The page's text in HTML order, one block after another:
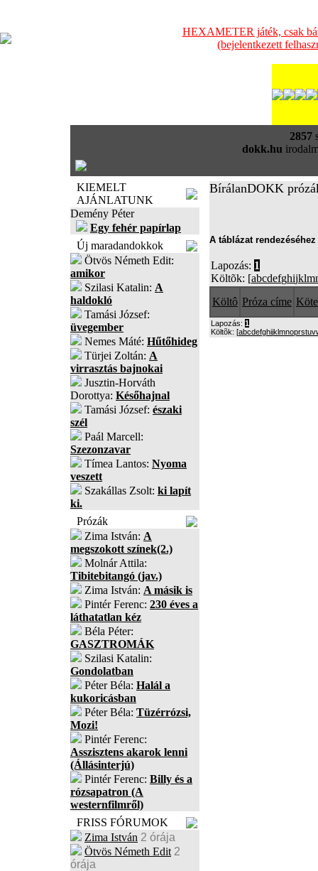
HEXAMETER játék, csak
(bejelentkezett
2857
dokk.hu
KIEMELT
AJÁNLATUNK
Demény Péter
Egy fehér papírlap
Új maradandokkok
Ötvös Németh Edit:
amikor
Szilasi Katalin: A
haldokló
Tamási József:
üvegember
Nemes Máté: Hűtőhideg
Türjei Zoltán: A
virrasztás bajnokai
Jusztin-Horváth
Dorottya: Későhajnal
Tamási József: északi
szél
Paál Marcell:
Szezonzavar
Tímea Lantos: Nyoma
veszett
Szakállas Zsolt: ki lapít
ki.
Prózák
Zima István: A
megszokott színek(2.)
Molnár Attila:
Tibitebitangó (jav.)
Zima István: A másik is
Pintér Ferenc: 230 éves a
láthatatlan kéz
Béla Péter:
GASZTROMÁK
Szilasi Katalin:
Gondolatban
Péter Béla: Halál a
kukoricásban
Péter Béla: Tüzérrózsi,
Mozi!
Pintér Ferenc:
Asszisztens akarok lenni
(Állásinterjú)
Pintér Ferenc: Billy és a
rózsapatron (A
westernfilmről)
FRISS FÓRUMOK
Zima István 2 órája
Ötvös Németh Edit 2
órája
BírálanDOKK
A táblázat
Lapozás: 1
Költõk: [abcdefghijklm
Költô Próza címe
Lapozás: 1
Költõk: [abcdefghijklmnoprstuv